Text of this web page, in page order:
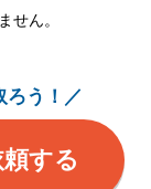
せん。
ろう！／
する